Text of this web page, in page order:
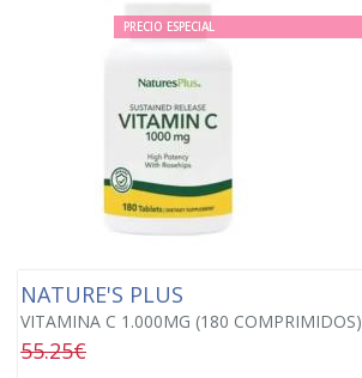
PRECIO ESPECIAL
NATURE'S PLUS
VITAMINA C 1.000MG (180 COMPRIMIDOS)
55.25€